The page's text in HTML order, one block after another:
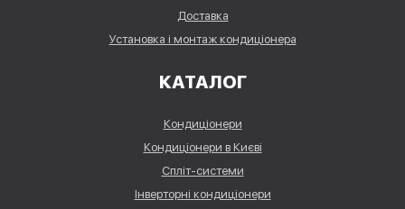
Доставка
Установка і монтаж кондиціонера
КАТАЛОГ
Кондиціонери
Кондиціонери в Києві
Спліт-системи
Інверторні кондиціонери